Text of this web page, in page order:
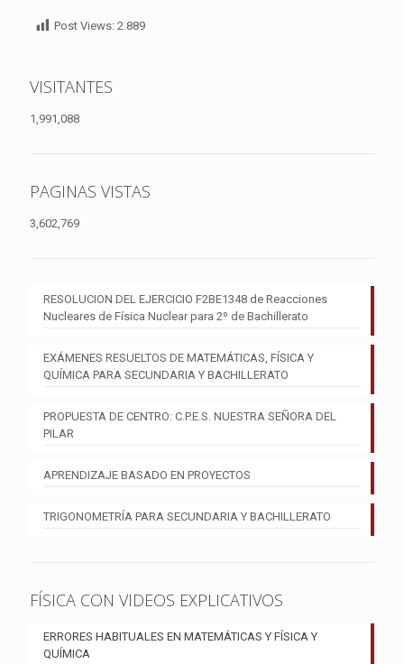
Post Views: 2.889
VISITANTES
1,991,088
PAGINAS VISTAS
3,602,769
RESOLUCION DEL EJERCICIO F2BE1348 de Reacciones
Nucleares de Física Nuclear para 2º de Bachillerato
EXÁMENES RESUELTOS DE MATEMÁTICAS, FÍSICA Y
QUÍMICA PARA SECUNDARIA Y BACHILLERATO
PROPUESTA DE CENTRO: C.P.E.S. NUESTRA SEÑORA DEL
PILAR
APRENDIZAJE BASADO EN PROYECTOS
TRIGONOMETRÍA PARA SECUNDARIA Y BACHILLERATO
FÍSICA CON VIDEOS EXPLICATIVOS
ERRORES HABITUALES EN MATEMÁTICAS Y FÍSICA Y
QUÍMICA